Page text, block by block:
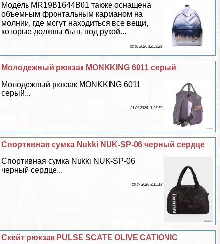
Модель MR19B1644B01 также оснащена
объемным фронтальным карманом на
молнии, где могут находиться все вещи,
которые должны быть под рукой...
22 07 2026 12:59:29
Молодежный рюкзак MONKKING 6011 серый
Молодежный рюкзак MONKKING 6011
серый...
21 07 2026 11:25:59
Спортивная сумка Nukki NUK-SP-06 черный сердце
Спортивная сумка Nukki NUK-SP-06
черный сердце...
20 07 2026 8:15:18
Скейт рюкзак PULSE SCATE OLIVE CATIONIC